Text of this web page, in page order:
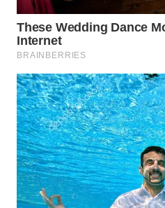
LIKUPANG
WN
LABUANBAJO
WN
BORNEO
Wahana
Media
Group